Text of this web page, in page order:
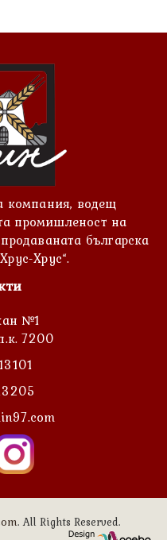
компания, водещ
промишленост на
българска
Хрус“.
№1
7200
. All Rights Reserved.